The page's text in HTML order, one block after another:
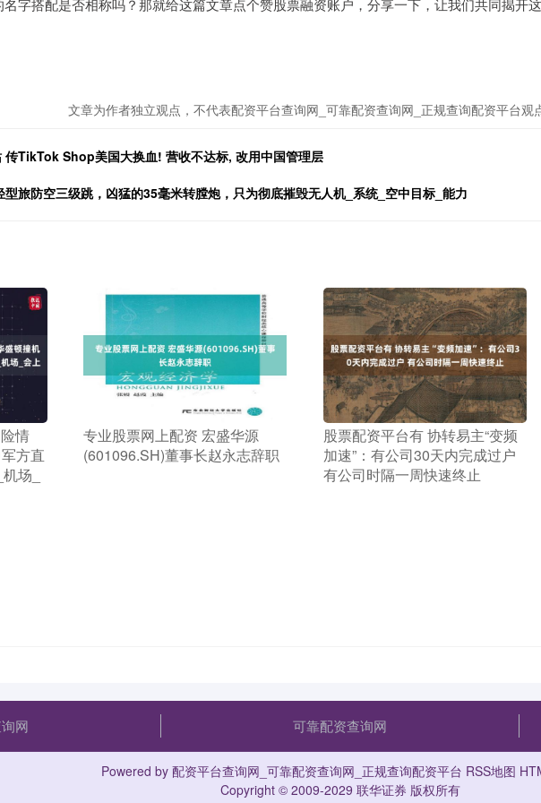
字搭配是否相称吗？那就给这篇文章点个赞股票融资账户，分享一下，让我们共同揭开
文章为作者独立观点，不代表配资平台查询网_可靠配资查询网_正规查询配资平台观
传TikTok Shop美国大换血! 营收不达标, 改用中国管理层
旅防空三级跳，凶猛的35毫米转膛炮，只为彻底摧毁无人机_系统_空中目标_能力
情
方直
场_
​专业股票网上配资 宏盛华源
(601096.SH)董事长赵永志辞职
​股票配资平台有 协转易主“变频
加速”：有公司30天内完成过户
有公司时隔一周快速终止
网 可靠配资查询网
Powered by 配资平台查询网_可靠配资查询网_正规查询配资平台 RSS地图
Copyright © 2009-2029 联华证券 版权所有